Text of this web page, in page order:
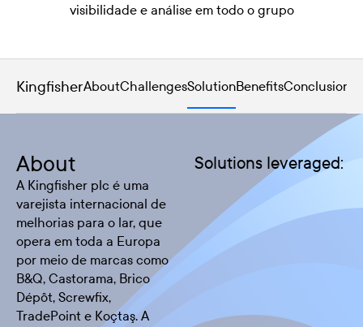
visibilidade e análise em todo o grupo
KingfisherAboutChallengesSolutionBenefitsConclusion
About
A Kingfisher plc é uma
varejista internacional de
melhorias para o lar, que
opera em toda a Europa
por meio de marcas como
B&Q, Castorama, Brico
Dépôt, Screwfix,
TradePoint e Koçtaş. A
Solutions leveraged: